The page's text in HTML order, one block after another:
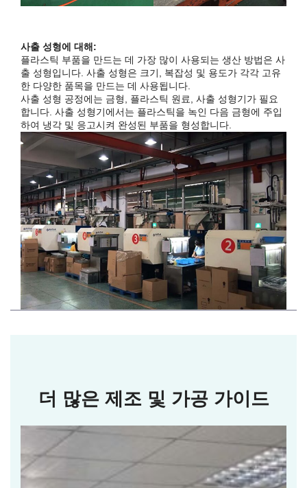
사출 성형에 대해:
플라스틱 부품을 만드는 데 가장 많이 사용되는 생산 방법은 사
출 성형입니다. 사출 성형은 크기, 복잡성 및 용도가 각각 고유
한 다양한 품목을 만드는 데 사용됩니다.
사출 성형 공정에는 금형, 플라스틱 원료, 사출 성형기가 필요
합니다. 사출 성형기에서는 플라스틱을 녹인 다음 금형에 주입
하여 냉각 및 응고시켜 완성된 부품을 형성합니다.
더 많은 제조 및 가공 가이드